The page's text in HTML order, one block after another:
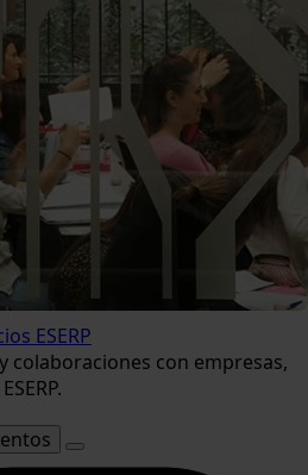
ESERP
colaboraciones con empresas,